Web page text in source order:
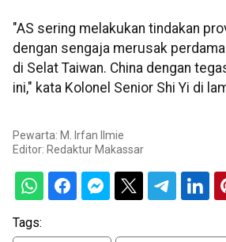
"AS sering melakukan tindakan
dengan sengaja merusak
di Selat Taiwan. China dengan
ini," kata Kolonel Senior Shi Yi di
Pewarta: M. Irfan Ilmie
Editor: Redaktur Makassar
Tags: